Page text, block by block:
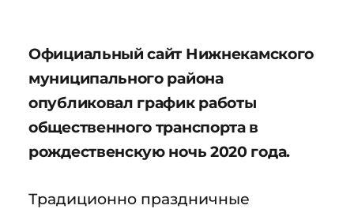
Официальный сайт Нижнекамского
муниципального района
опубликовал график работы
общественного транспорта в
рождественскую ночь 2020 года.
Традиционно праздничные